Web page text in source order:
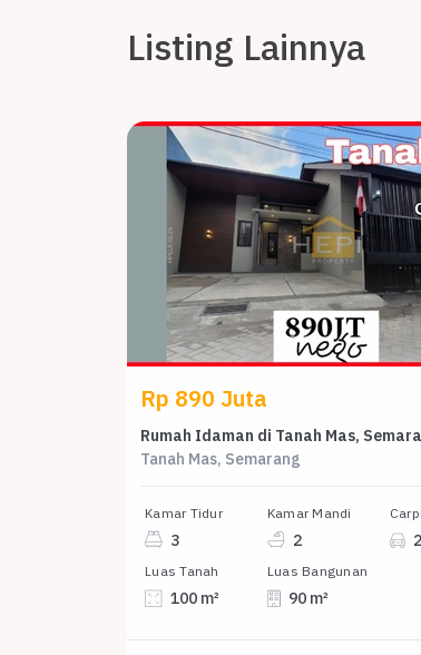
Listing Lainnya
Rp 890 Juta
Tanah Mas, Semarang
Kamar Tidur
3
Kamar Mandi
2 2
Luas Tanah
100 m²
Luas Bangunan
90 m²